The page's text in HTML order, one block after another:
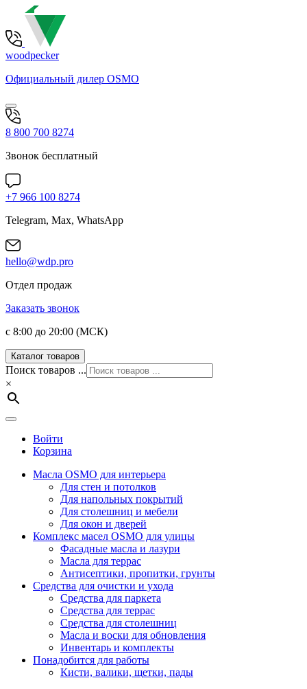
woodpecker
Официальный дилер OSMO
8 800 700 8274
Звонок бесплатный
+7 966 100 8274
Telegram, Max, WhatsApp
hello@wdp.pro
Отдел продаж
Заказать звонок
с 8:00 до 20:00 (МСК)
Каталог товаров
Поиск товаров ...
×
Войти
Корзина
Масла OSMO для интерьера
Для стен и потолков
Для напольных покрытий
Для столешниц и мебели
Для окон и дверей
Комплекс масел OSMO для улицы
Фасадные масла и лазури
Масла для террас
Антисептики, пропитки, грунты
Средства для очистки и ухода
Средства для паркета
Средства для террас
Средства для столешниц
Масла и воски для обновления
Инвентарь и комплекты
Понадобится для работы
Кисти, валики, щетки, пады